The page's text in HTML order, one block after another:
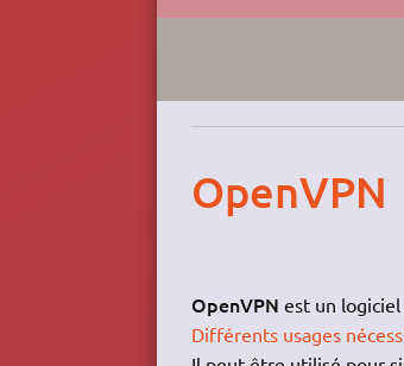
OpenVPN
OpenVPN est un
Différents usages